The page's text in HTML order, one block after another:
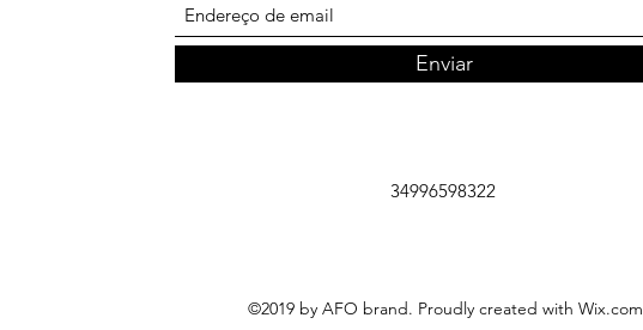
Enviar
34996598322
©2019 by AFO brand. Proudly created with Wix.com